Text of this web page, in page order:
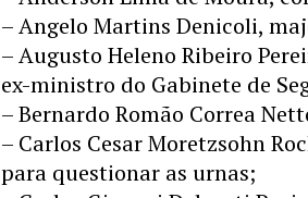
– Angelo Martins Denicoli,
– Augusto Heleno Ribeiro
ex-ministro do Gabinete de
– Bernardo Romão Correa
– Carlos Cesar Moretzsohn
para questionar as urnas;